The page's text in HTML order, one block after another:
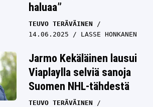
haluaa”
TEUVO TERÄVÄINEN
14.06.2025
LASSE HONKANEN
Jarmo Kekäläinen lausui
Viaplaylla selviä sanoja
Suomen NHL-tähdestä
TEUVO TERÄVÄINEN